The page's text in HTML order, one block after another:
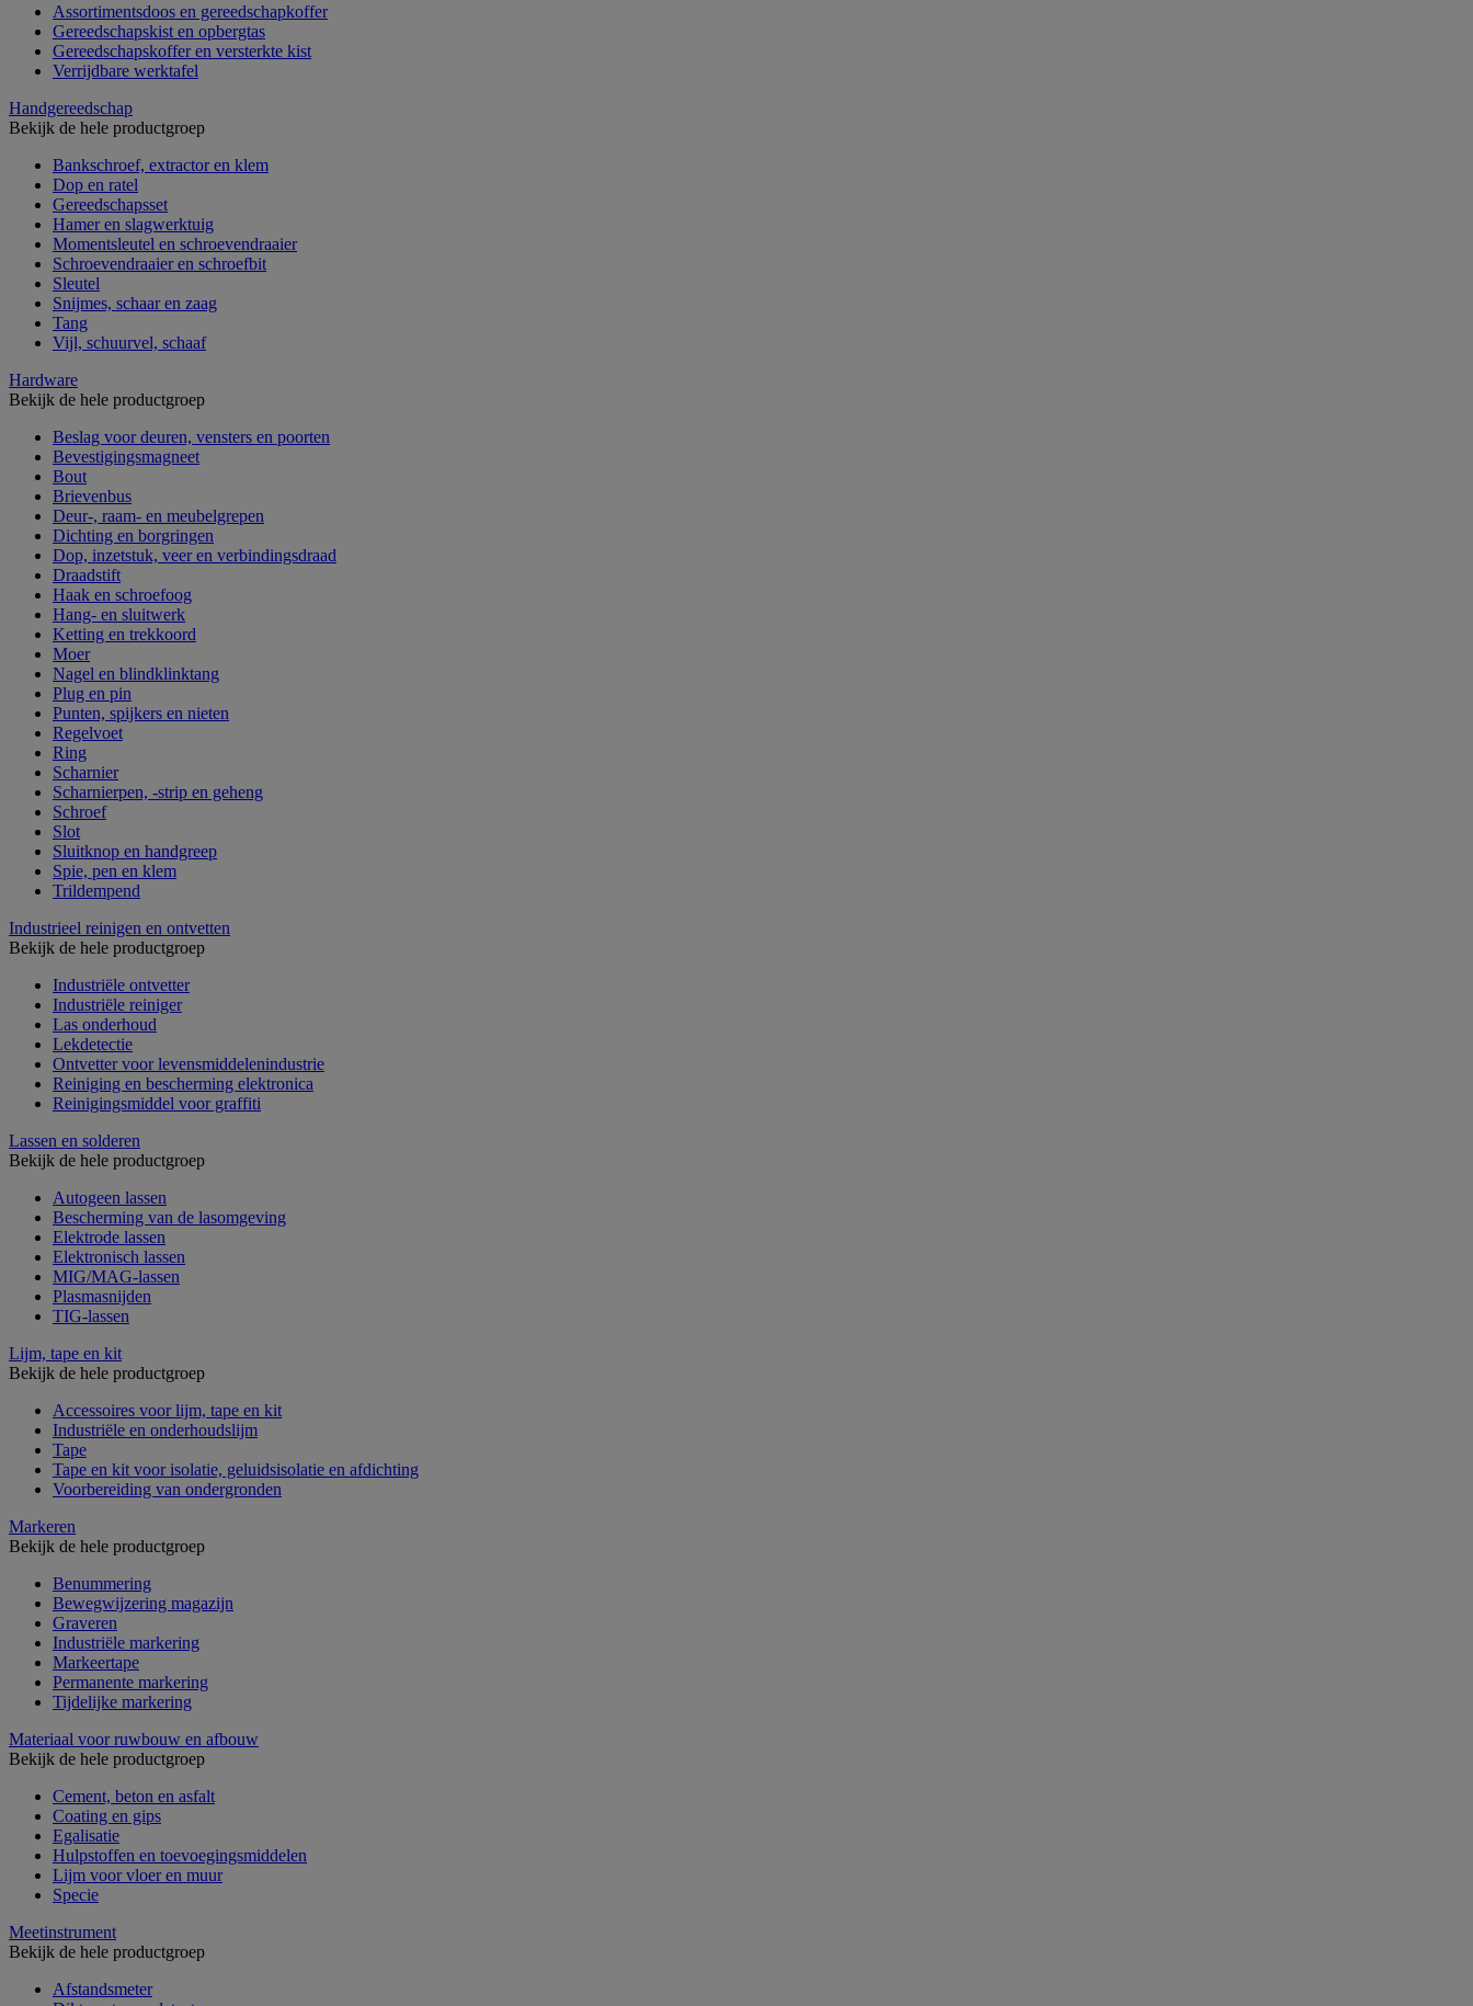
Assortimentsdoos en gereedschapkoffer
Gereedschapskist en opbergtas
Gereedschapskoffer en versterkte kist
Verrijdbare werktafel
Handgereedschap
Bekijk de hele productgroep
Bankschroef, extractor en klem
Dop en ratel
Gereedschapsset
Hamer en slagwerktuig
Momentsleutel en schroevendraaier
Schroevendraaier en schroefbit
Sleutel
Snijmes, schaar en zaag
Tang
Vijl, schuurvel, schaaf
Hardware
Bekijk de hele productgroep
Beslag voor deuren, vensters en poorten
Bevestigingsmagneet
Bout
Brievenbus
Deur-, raam- en meubelgrepen
Dichting en borgringen
Dop, inzetstuk, veer en verbindingsdraad
Draadstift
Haak en schroefoog
Hang- en sluitwerk
Ketting en trekkoord
Moer
Nagel en blindklinktang
Plug en pin
Punten, spijkers en nieten
Regelvoet
Ring
Scharnier
Scharnierpen, -strip en geheng
Schroef
Slot
Sluitknop en handgreep
Spie, pen en klem
Trildempend
Industrieel reinigen en ontvetten
Bekijk de hele productgroep
Industriële ontvetter
Industriële reiniger
Las onderhoud
Lekdetectie
Ontvetter voor levensmiddelenindustrie
Reiniging en bescherming elektronica
Reinigingsmiddel voor graffiti
Lassen en solderen
Bekijk de hele productgroep
Autogeen lassen
Bescherming van de lasomgeving
Elektrode lassen
Elektronisch lassen
MIG/MAG-lassen
Plasmasnijden
TIG-lassen
Lijm, tape en kit
Bekijk de hele productgroep
Accessoires voor lijm, tape en kit
Industriële en onderhoudslijm
Tape
Tape en kit voor isolatie, geluidsisolatie en afdichting
Voorbereiding van ondergronden
Markeren
Bekijk de hele productgroep
Benummering
Bewegwijzering magazijn
Graveren
Industriële markering
Markeertape
Permanente markering
Tijdelijke markering
Materiaal voor ruwbouw en afbouw
Bekijk de hele productgroep
Cement, beton en asfalt
Coating en gips
Egalisatie
Hulpstoffen en toevoegingsmiddelen
Lijm voor vloer en muur
Specie
Meetinstrument
Bekijk de hele productgroep
Afstandsmeter